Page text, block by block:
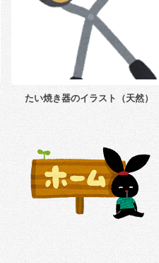
たい焼き器のイラスト（天然）